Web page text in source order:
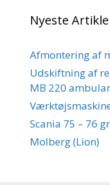
Nyeste
Afmontering af
Udskiftning af
MB 220
Scania 75 – 76
Molberg (Lion)